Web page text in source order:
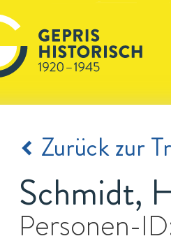
Zurück zur
Schmidt,
Personen-